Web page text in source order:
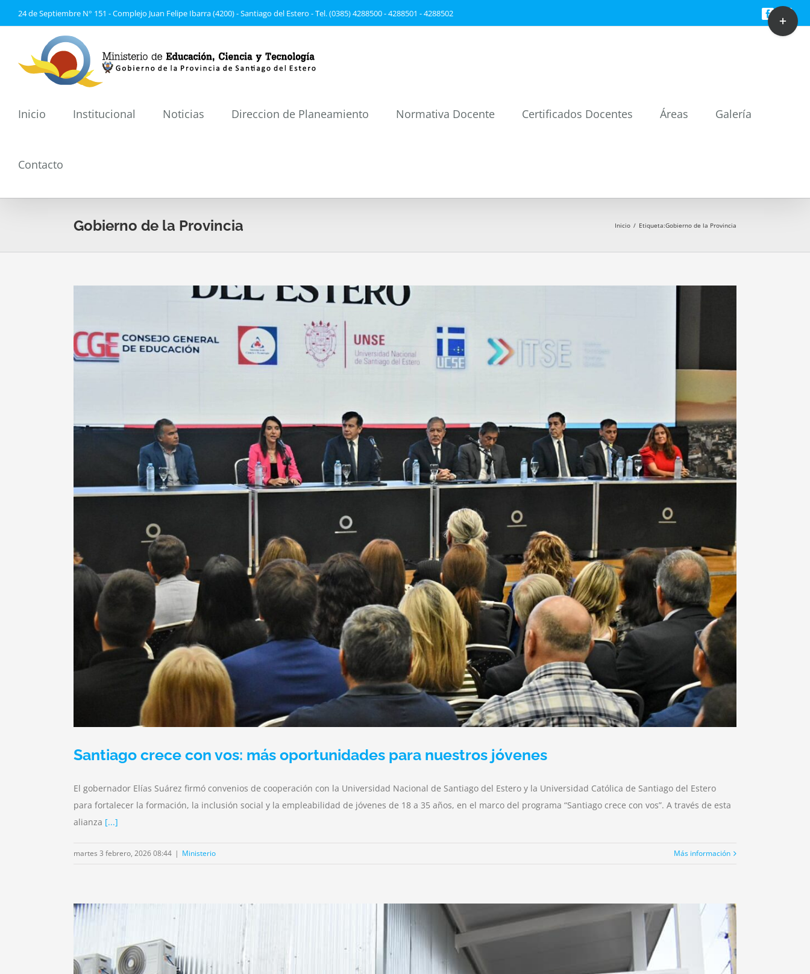
al
24 de Septiembre N° 151 - Complejo Juan Felipe Ibarra (4200) - Santiago del Estero - Tel. (0385) 4288500 - 4288501 - 4288502 Facebook
Inicio Institucional Noticias Direccion de Planeamiento Normativa Docente Certificados Docentes Áreas Galería
Contacto
Gobierno de la Provincia Inicio / Etiqueta:Gobierno de la Provincia
Santiago crece con vos: más oportunidades para nuestros jóvenes
El gobernador Elías Suárez firmó convenios de cooperación con la Universidad Nacional de Santiago del Estero y la Universidad Católica de Santiago del Estero
para fortalecer la formación, la inclusión social y la empleabilidad de jóvenes de 18 a 35 años, en el marco del programa “Santiago crece con vos”. A través de esta
alianza [...]
martes 3 febrero, 2026 08:44 | Ministerio Más información
Toggle
Sliding